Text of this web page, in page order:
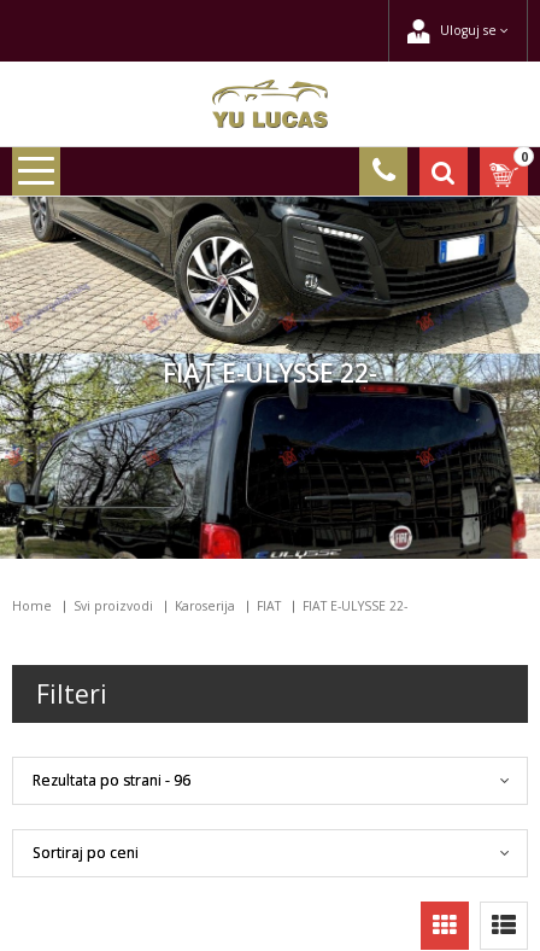
Uloguj se
0
FIAT E-ULYSSE 22-
Home Svi proizvodi Karoserija FIAT FIAT E-ULYSSE 22-
Filteri